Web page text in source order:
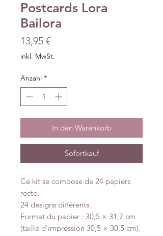
Postcards Lora
Bailora
13,95 €Preis
inkl. MwSt.
Anzahl *
In den Warenkorb
Sofortkauf
Ce kit se compose de 24 papiers
recto.
24 designs différents.
Format du papier : 30,5 × 31,7 cm
(taille d'impression 30,5 × 30,5 cm).